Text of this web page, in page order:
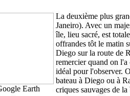
Earth
La deuxième plus
Janeiro). Avec un
île, lieu sacré, est
offrandes tôt le matin
Diego sur la route de
remercier quand on
idéal pour l'observer.
bateau à Diego ou à
criques sauvages de la